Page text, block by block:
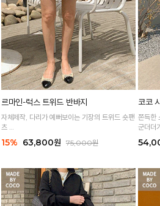
르마인-럭스 트위드 반바지
자체제작, 다리가 예뻐보이는 기장의 트위드 숏팬
츠
은은한 펄사로 한층 더 고급스러운 분위기
15% 63,800원 75,000원
코코
쫀득한
군더더